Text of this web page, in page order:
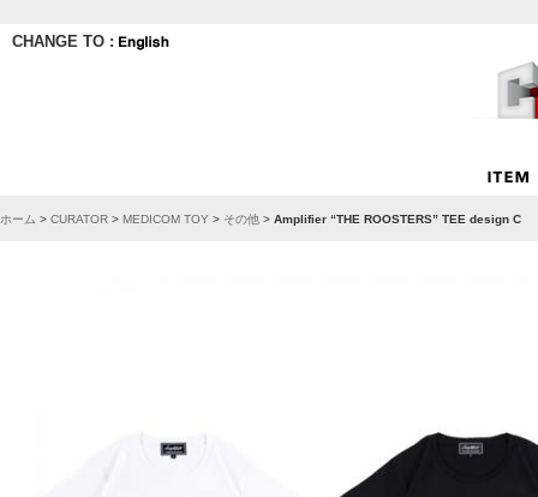
CHANGE TO :
ホーム > CURATOR > MEDICOM TOY > その他 > Amplifier “THE ROOSTERS” TEE design C